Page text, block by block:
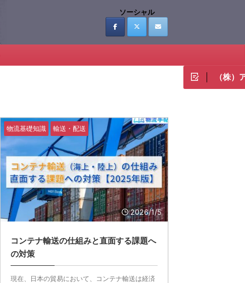
ソーシャル
2026/1/5
物流基礎知識 輸送・配送
コンテナ輸送の仕組みと直面する課題へ
の対策
現在、日本の貿易において、コンテナ輸送は経済
（株）